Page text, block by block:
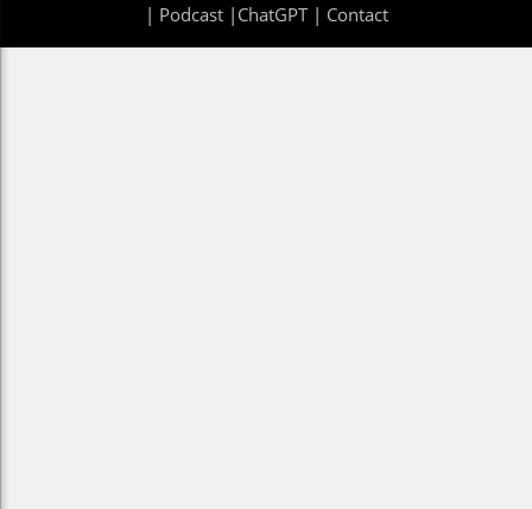
| Podcast| ChatGPT| Contact